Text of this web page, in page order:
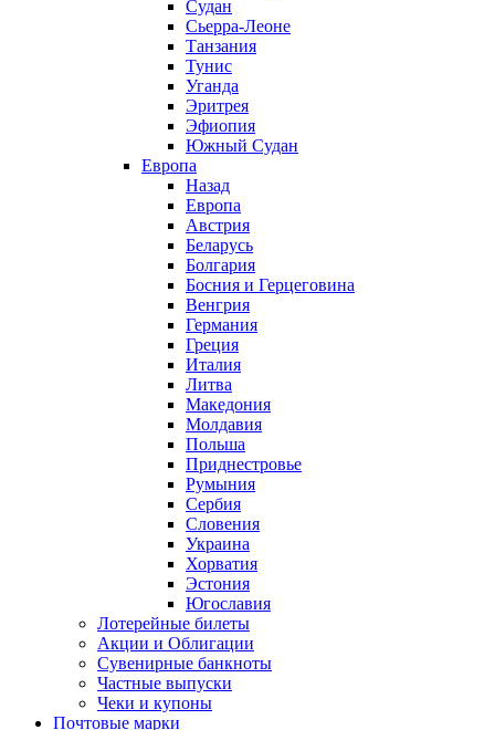
Судан
Сьерра-Леоне
Танзания
Тунис
Уганда
Эритрея
Эфиопия
Южный Судан
Европа
Назад
Европа
Австрия
Беларусь
Болгария
Босния и Герцеговина
Венгрия
Германия
Греция
Италия
Литва
Македония
Молдавия
Польша
Приднестровье
Румыния
Сербия
Словения
Украина
Хорватия
Эстония
Югославия
Лотерейные билеты
Акции и Облигации
Сувенирные банкноты
Частные выпуски
Чеки и купоны
Почтовые марки